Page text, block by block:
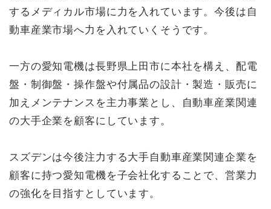
するメディカル市場に力を入れています。今後は自
動車産業市場へ力を入れていくそうです。
一方の愛知電機は長野県上田市に本社を構え、配電
盤・制御盤・操作盤や付属品の設計・製造・販売に
加えメンテナンスを主力事業とし、自動車産業関連
の大手企業を顧客にしています。
スズデンは今後注力する大手自動車産業関連企業を
顧客に持つ愛知電機を子会社化することで、営業力
の強化を目指すとしています。